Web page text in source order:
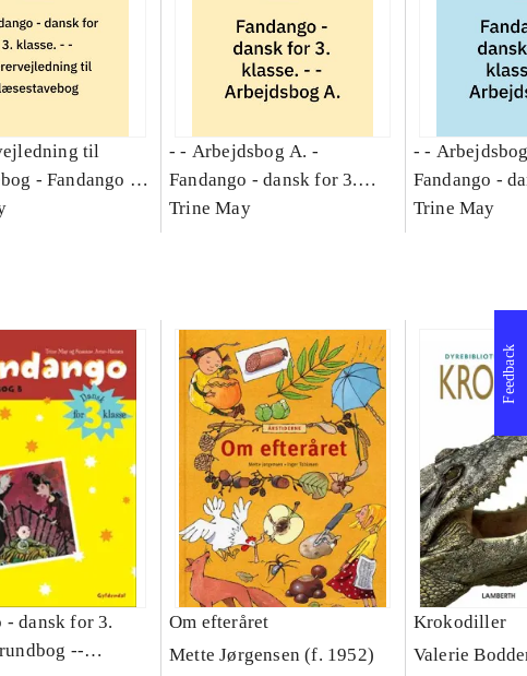
til
- Fandango -
klasse :
- - Arbejdsbog A. -
Fandango - dansk for 3.
klasse : grundbog. - -
Trine May
- -
Fandango -
klasse :
Trine May
- dansk for 3.
--
Om efteråret
Mette Jørgensen (f. 1952)
Krokodiller
Valerie
Feedback